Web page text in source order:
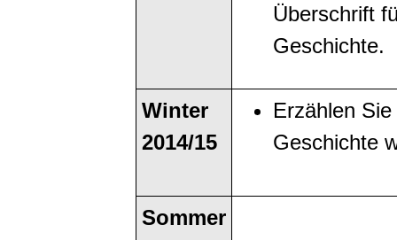
Überschrift
Geschichte.
Winter
2014/15
Erzählen Sie
Geschichte
Sommer